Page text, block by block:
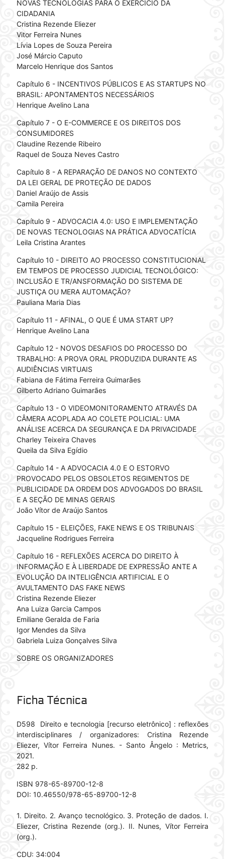
NOVAS TECNOLOGIAS PARA O EXERCÍCIO DA
CIDADANIA
Cristina Rezende Eliezer
Vitor Ferreira Nunes
Lívia Lopes de Souza Pereira
José Márcio Caputo
Marcelo Henrique dos Santos
Capítulo 6 - INCENTIVOS PÚBLICOS E AS STARTUPS NO
BRASIL: APONTAMENTOS NECESSÁRIOS
Henrique Avelino Lana
Capítulo 7 - O E-COMMERCE E OS DIREITOS DOS
CONSUMIDORES
Claudine Rezende Ribeiro
Raquel de Souza Neves Castro
Capítulo 8 - A REPARAÇÃO DE DANOS NO CONTEXTO
DA LEI GERAL DE PROTEÇÃO DE DADOS
Daniel Araújo de Assis
Camila Pereira
Capítulo 9 - ADVOCACIA 4.0: USO E IMPLEMENTAÇÃO
DE NOVAS TECNOLOGIAS NA PRÁTICA ADVOCATÍCIA
Leila Cristina Arantes
Capítulo 10 - DIREITO AO PROCESSO CONSTITUCIONAL
EM TEMPOS DE PROCESSO JUDICIAL TECNOLÓGICO:
INCLUSÃO E TR/ANSFORMAÇÃO DO SISTEMA DE
JUSTIÇA OU MERA AUTOMAÇÃO?
Pauliana Maria Dias
Capítulo 11 - AFINAL, O QUE É UMA START UP?
Henrique Avelino Lana
Capítulo 12 - NOVOS DESAFIOS DO PROCESSO DO
TRABALHO: A PROVA ORAL PRODUZIDA DURANTE AS
AUDIÊNCIAS VIRTUAIS
Fabiana de Fátima Ferreira Guimarães
Gilberto Adriano Guimarães
Capítulo 13 - O VIDEOMONITORAMENTO ATRAVÉS DA
CÂMERA ACOPLADA AO COLETE POLICIAL: UMA
ANÁLISE ACERCA DA SEGURANÇA E DA PRIVACIDADE
Charley Teixeira Chaves
Queila da Silva Egídio
Capítulo 14 - A ADVOCACIA 4.0 E O ESTORVO
PROVOCADO PELOS OBSOLETOS REGIMENTOS DE
PUBLICIDADE DA ORDEM DOS ADVOGADOS DO BRASIL
E A SEÇÃO DE MINAS GERAIS
João Vítor de Araújo Santos
Capítulo 15 - ELEIÇÕES, FAKE NEWS E OS TRIBUNAIS
Jacqueline Rodrigues Ferreira
Capítulo 16 - REFLEXÕES ACERCA DO DIREITO À
INFORMAÇÃO E À LIBERDADE DE EXPRESSÃO ANTE A
EVOLUÇÃO DA INTELIGÊNCIA ARTIFICIAL E O
AVULTAMENTO DAS FAKE NEWS
Cristina Rezende Eliezer
Ana Luiza Garcia Campos
Emiliane Geralda de Faria
Igor Mendes da Silva
Gabriela Luiza Gonçalves Silva
SOBRE OS ORGANIZADORES
Ficha Técnica
D598 Direito e tecnologia [recurso eletrônico] : reflexões
interdisciplinares / organizadores: Cristina Rezende
Eliezer, Vítor Ferreira Nunes. - Santo Ângelo : Metrics,
2021.
282 p.
ISBN 978-65-89700-12-8
DOI: 10.46550/978-65-89700-12-8
1. Direito. 2. Avanço tecnológico. 3. Proteção de dados. I.
Eliezer, Cristina Rezende (org.). II. Nunes, Vítor Ferreira
(org.).
CDU: 34:004